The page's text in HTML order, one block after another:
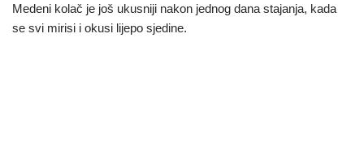
Medeni kolač je još ukusniji nakon jednog dana stajanja, kada
se svi mirisi i okusi lijepo sjedine.